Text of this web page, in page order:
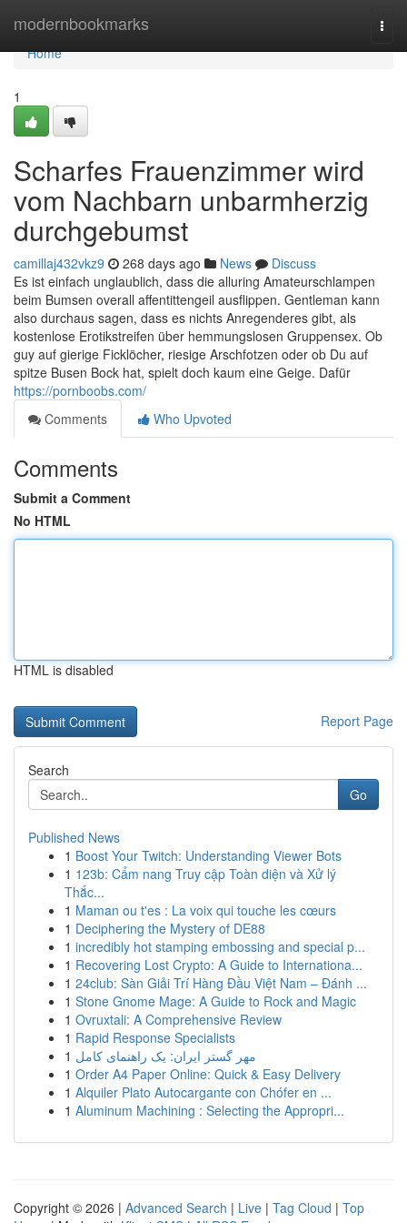
modernbookmarks
Home
Home
1
Scharfes Frauenzimmer wird
vom Nachbarn unbarmherzig
durchgebumst
camillaj432vkz9 268 days ago News
Discuss
Es ist einfach unglaublich, dass die alluring Amateurschlampen
beim Bumsen overall affentittengeil ausflippen. Gentleman kann
also durchaus sagen, dass es nichts Anregenderes gibt, als
kostenlose Erotikstreifen über hemmungslosen Gruppensex. Ob
guy auf gierige Ficklöcher, riesige Arschfotzen oder ob Du auf
spitze Busen Bock hat, spielt doch kaum eine Geige. Dafür
https://pornboobs.com/
Comments
Who Upvoted
Comments
Submit a Comment
No HTML
HTML is disabled
Report Page
Search
Go
Published News
1 Boost Your Twitch: Understanding Viewer Bots
1 123b: Cẩm nang Truy cập Toàn diện và Xử lý
Thắc...
1 Maman ou t'es : La voix qui touche les cœurs
1 Deciphering the Mystery of DE88
1 incredibly hot stamping embossing and special p...
1 Recovering Lost Crypto: A Guide to Internationa...
1 24club: Sàn Giải Trí Hàng Đầu Việt Nam – Đánh ...
1 Stone Gnome Mage: A Guide to Rock and Magic
1 Ovruxtali: A Comprehensive Review
1 Rapid Response Specialists
1 مهر گستر ایران: یک راهنمای کامل
1 Order A4 Paper Online: Quick & Easy Delivery
1 Alquiler Plato Autocargante con Chófer en ...
1 Aluminum Machining : Selecting the Appropri...
Copyright © 2026 | Advanced Search | Live | Tag Cloud | Top